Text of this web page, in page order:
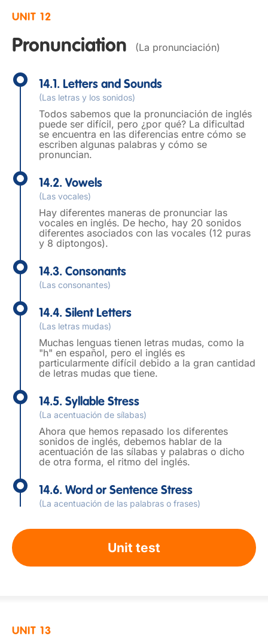
UNIT 12
Pronunciation (La pronunciación)
14.1. Letters and Sounds
(Las letras y los sonidos)
Todos sabemos que la pronunciación de inglés
puede ser difícil, pero ¿por qué? La dificultad
se encuentra en las diferencias entre cómo se
escriben algunas palabras y cómo se
pronuncian.
14.2. Vowels
(Las vocales)
Hay diferentes maneras de pronunciar las
vocales en inglés. De hecho, hay 20 sonidos
diferentes asociados con las vocales (12 puras
y 8 diptongos).
14.3. Consonants
(Las consonantes)
14.4. Silent Letters
(Las letras mudas)
Muchas lenguas tienen letras mudas, como la
"h" en español, pero el inglés es
particularmente difícil debido a la gran cantidad
de letras mudas que tiene.
14.5. Syllable Stress
(La acentuación de sílabas)
Ahora que hemos repasado los diferentes
sonidos de inglés, debemos hablar de la
acentuación de las sílabas y palabras o dicho
de otra forma, el ritmo del inglés.
14.6. Word or Sentence Stress
(La acentuación de las palabras o frases)
Unit test
UNIT 13